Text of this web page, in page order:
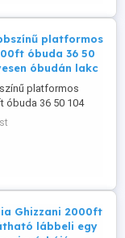
platformos
óbuda 36 50
óbudán lakc
platformos
óbuda 36 50 104
lakcimemen
mpl
3000ft virágos
Ghizzani 2000ft
lábbeli egy